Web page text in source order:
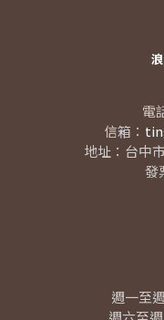
電
信箱：
地址：台中
發
週一至